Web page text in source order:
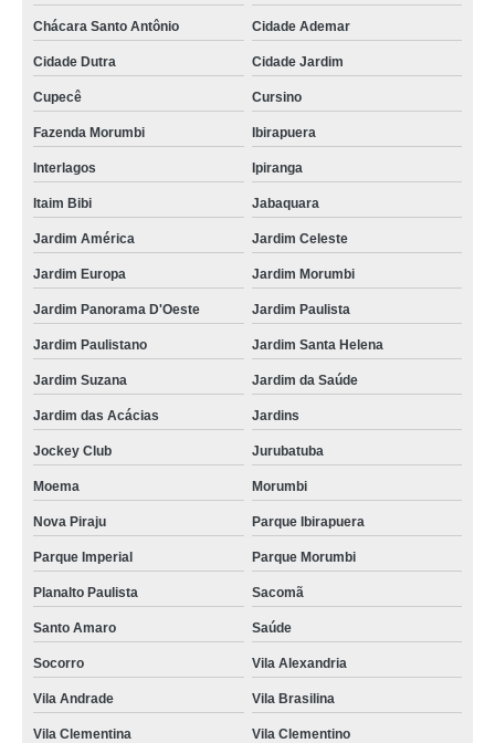
Chácara Santo Antônio Cidade Ademar
Cidade Dutra Cidade Jardim
Cupecê Cursino
Fazenda Morumbi Ibirapuera
Interlagos Ipiranga
Itaim Bibi Jabaquara
Jardim América Jardim Celeste
Jardim Europa Jardim Morumbi
Jardim Panorama D'Oeste Jardim Paulista
Jardim Paulistano Jardim Santa Helena
Jardim Suzana Jardim da Saúde
Jardim das Acácias Jardins
Jockey Club Jurubatuba
Moema Morumbi
Nova Piraju Parque Ibirapuera
Parque Imperial Parque Morumbi
Planalto Paulista Sacomã
Santo Amaro Saúde
Socorro Vila Alexandria
Vila Andrade Vila Brasilina
Vila Clementina Vila Clementino